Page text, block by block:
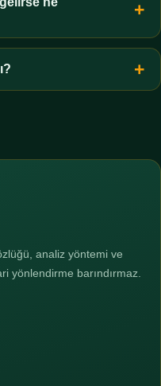
süreyi ölçün ve gerekirse
danışma hatları
adımdır.
analiz yöntemi ve
yönlendirme barındırmaz.